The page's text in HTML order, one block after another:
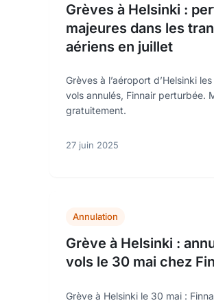
Grèves à Helsinki :
majeures dans les
aériens en juillet
Grèves à l’aéroport d’Helsinki
vols annulés, Finnair perturbée.
gratuitement.
27 juin 2025
Annulation
Grève à Helsinki :
vols le 30 mai chez
Grève à Helsinki le 30 mai :